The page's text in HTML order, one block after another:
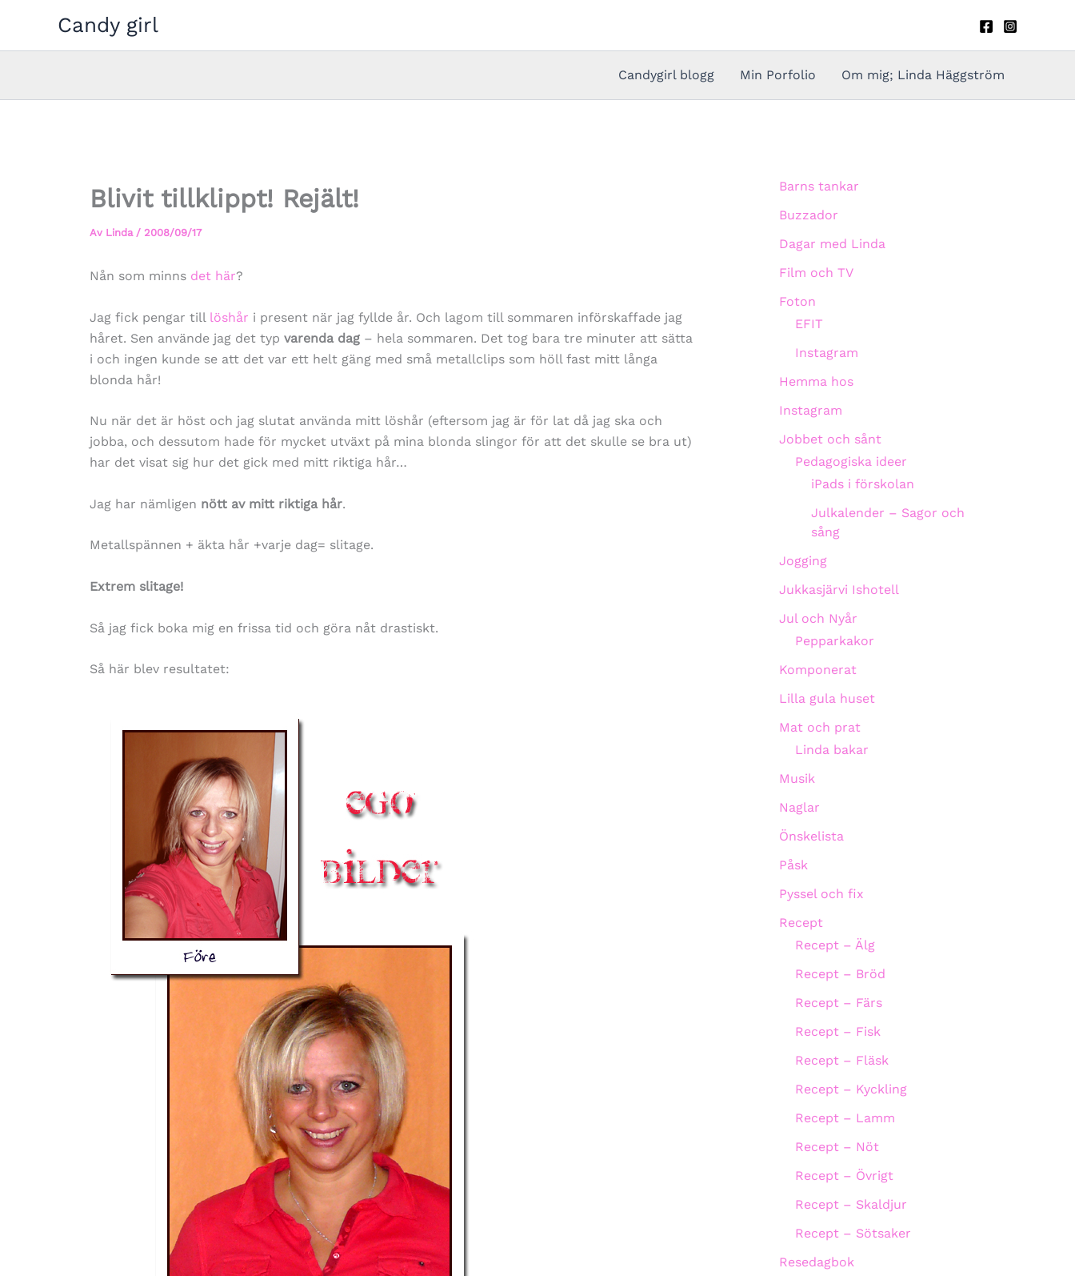
innehåll
Candy girl
Candygirl blogg Min Porfolio Om mig; Linda Häggström
Blivit tillklippt! Rejält!
Av Linda / 2008/09/17
Nån som minns det här?
Jag fick pengar till löshår i present när jag fyllde år. Och lagom till sommaren införskaffade jag
håret. Sen använde jag det typ varenda dag – hela sommaren. Det tog bara tre minuter att sätta
i och ingen kunde se att det var ett helt gäng med små metallclips som höll fast mitt långa
blonda hår!
Nu när det är höst och jag slutat använda mitt löshår (eftersom jag är för lat då jag ska och
jobba, och dessutom hade för mycket utväxt på mina blonda slingor för att det skulle se bra ut)
har det visat sig hur det gick med mitt riktiga hår…
Jag har nämligen nött av mitt riktiga hår.
Metallspännen + äkta hår +varje dag= slitage.
Extrem slitage!
Så jag fick boka mig en frissa tid och göra nåt drastiskt.
Så här blev resultatet:
Barns tankar
Buzzador
Dagar med Linda
Film och TV
Foton
EFIT
Instagram
Hemma hos
Instagram
Jobbet och sånt
Pedagogiska ideer
iPads i förskolan
Julkalender – Sagor och
sång
Jogging
Jukkasjärvi Ishotell
Jul och Nyår
Pepparkakor
Komponerat
Lilla gula huset
Mat och prat
Linda bakar
Musik
Naglar
Önskelista
Påsk
Pyssel och fix
Recept
Recept – Älg
Recept – Bröd
Recept – Färs
Recept – Fisk
Recept – Fläsk
Recept – Kyckling
Recept – Lamm
Recept – Nöt
Recept – Övrigt
Recept – Skaldjur
Recept – Sötsaker
Resedagbok